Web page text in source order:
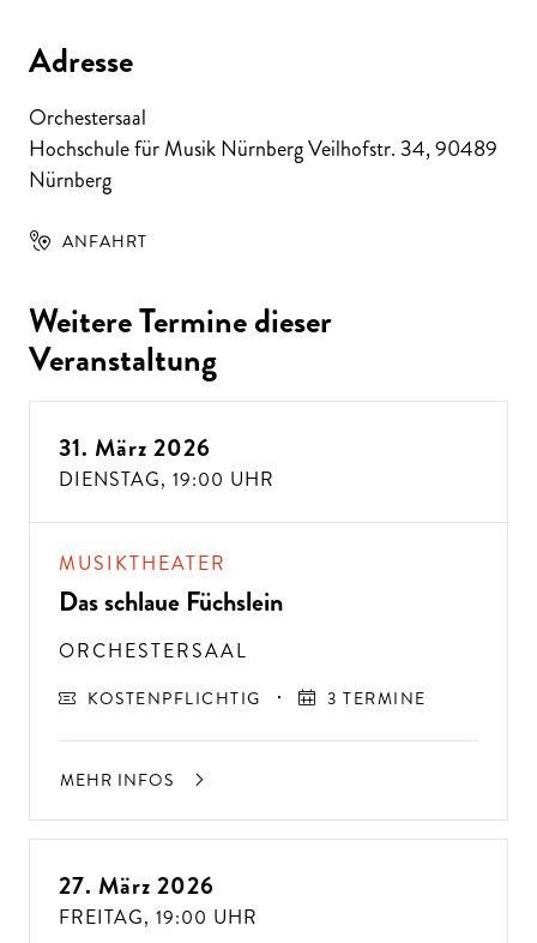
Adresse
Orchestersaal
Hochschule für Musik Nürnberg Veilhofstr. 34,90489
Nürnberg
ANFAHRT
Weitere Termine dieser
Veranstaltung
31. März 2026
DIENSTAG, 19:00 UHR
MUSIKTHEATER
Das schlaue Füchslein
ORCHESTERSAAL
KOSTENPFLICHTIG 3 TERMINE
MEHR INFOS
27. März 2026
FREITAG, 19:00 UHR